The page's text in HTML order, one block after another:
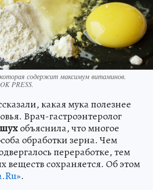
содержит максимум витаминов.
PRESS.
какая мука полезнее
Врач-гастроэнтеролог
объяснила, что многое
обработки зерна. Чем
переработке, тем
веществ сохраняется. Об этом
.